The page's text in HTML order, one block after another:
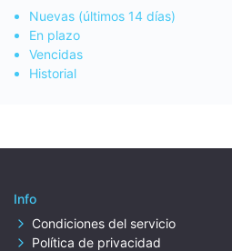
Nuevas (últimos 14 días)
En plazo
Vencidas
Historial
Info
Condiciones del servicio
Política de privacidad